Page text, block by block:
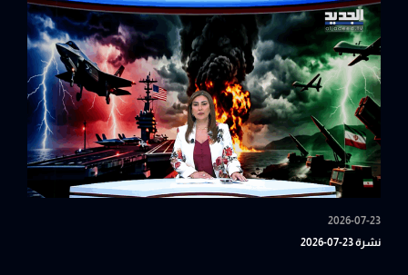
2026-07-23
نشرة 23-07-2026